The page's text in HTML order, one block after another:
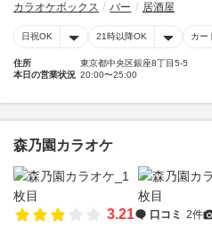
カラオケボックス バー 居酒屋
日祝OK 21時以降OK カー
住所
東京都中央区銀座8丁目5-5
本日の営業状況 20:00〜25:00
森乃園カラオケ
3.21 口コミ 2件